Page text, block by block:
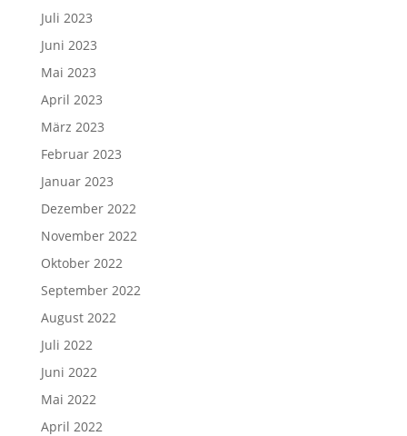
Juli 2023
Juni 2023
Mai 2023
April 2023
März 2023
Februar 2023
Januar 2023
Dezember 2022
November 2022
Oktober 2022
September 2022
August 2022
Juli 2022
Juni 2022
Mai 2022
April 2022